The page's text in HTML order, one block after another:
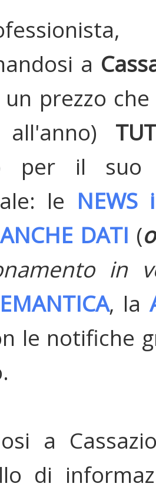
a
un prezzo
per il suo
le
DATI (
in
, la
le notifiche
a
di